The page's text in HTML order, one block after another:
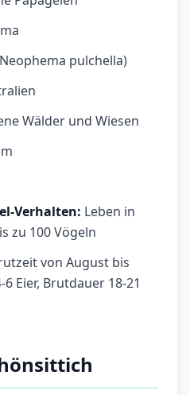
pulchella)
Wälder und Wiesen
Verhalten: Leben in
zu 100 Vögeln
von August bis
Eier, Brutdauer 18-21